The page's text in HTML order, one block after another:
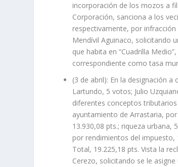
incorporación de los mozos a
Corporación, sanciona a los
respectivamente, por
Mendívil Aguinaco, solicitando
que habita en “Cuadrilla
correspondiente como tasa
(3 de abril): En la designación
Lartundo, 5 votos; Julio
diferentes conceptos
ayuntamiento de Arrastaria,
13.930,08 pts.; riqueza urbana,
por rendimientos del impuesto,
Total, 19.225,18 pts. Vista la
Cerezo, solicitando se le